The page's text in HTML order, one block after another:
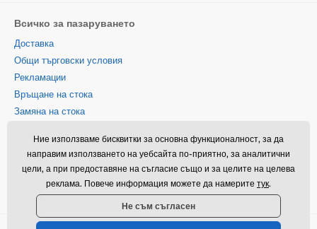
Всичко за пазаруването
Доставка
Общи търговски условия
Рекламации
Връщане на стока
Замяна на стока
бисквитки
Информация за контакт
Информация за обработването
на лични данни
Ние използваме бисквитки за основна функционалност, за да
направим използването на уебсайта по-приятно, за аналитични
цели, а при предоставяне на съгласие също и за целите на целева
реклама. Повече информация можете да намерите тук.
Не съм съгласен